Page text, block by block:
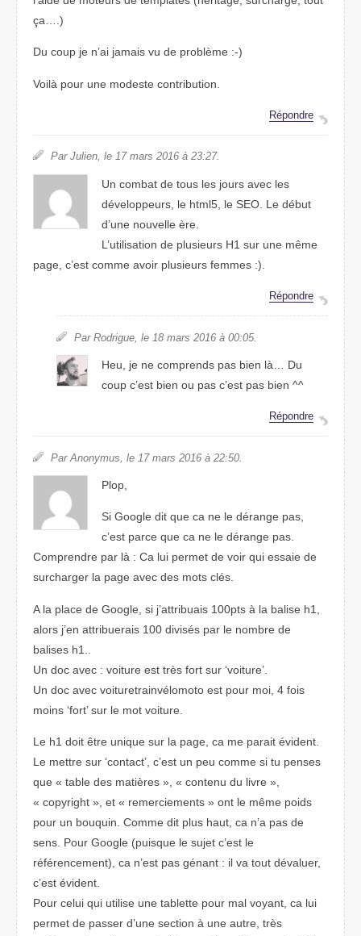
ça….)
Du coup je n’ai jamais vu de problème :-)
Voilà pour une modeste contribution.
Répondre
Par Julien, le 17 mars 2016 à 23:27.
Un combat de tous les jours avec les
développeurs, le html5, le SEO. Le début
d’une nouvelle ère.
L’utilisation de plusieurs H1 sur une même
page, c’est comme avoir plusieurs femmes :).
Répondre
Par Rodrigue, le 18 mars 2016 à 00:05.
Heu, je ne comprends pas bien là… Du
coup c’est bien ou pas c’est pas bien ^^
Répondre
Par Anonymus, le 17 mars 2016 à 22:50.
Plop,
Si Google dit que ca ne le dérange pas,
c’est parce que ca ne le dérange pas.
Comprendre par là : Ca lui permet de voir qui essaie de
surcharger la page avec des mots clés.
A la place de Google, si j’attribuais 100pts à la balise h1,
alors j’en attribuerais 100 divisés par le nombre de
balises h1..
Un doc avec : voiture est très fort sur ‘voiture’.
Un doc avec voituretrainvélomoto est pour moi, 4 fois
moins ‘fort’ sur le mot voiture.
Le h1 doit être unique sur la page, ca me parait évident.
Le mettre sur ‘contact’, c’est un peu comme si tu penses
que « table des matières », « contenu du livre »,
« copyright », et « remerciements » ont le même poids
pour un bouquin. Comme dit plus haut, ca n’a pas de
sens. Pour Google (puisque le sujet c’est le
référencement), ca n’est pas génant : il va tout dévaluer,
c’est évident.
Pour celui qui utilise une tablette pour mal voyant, ca lui
permet de passer d’une section à une autre, très